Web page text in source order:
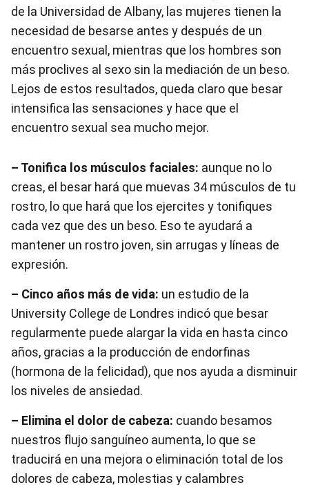
de la Universidad de Albany, las mujeres tienen la
necesidad de besarse antes y después de un
encuentro sexual, mientras que los hombres son
más proclives al sexo sin la mediación de un beso.
Lejos de estos resultados, queda claro que besar
intensifica las sensaciones y hace que el
encuentro sexual sea mucho mejor.
– Tonifica los músculos faciales: aunque no lo
creas, el besar hará que muevas 34 músculos de tu
rostro, lo que hará que los ejercites y tonifiques
cada vez que des un beso. Eso te ayudará a
mantener un rostro joven, sin arrugas y líneas de
expresión.
– Cinco años más de vida: un estudio de la
University College de Londres indicó que besar
regularmente puede alargar la vida en hasta cinco
años, gracias a la producción de endorfinas
(hormona de la felicidad), que nos ayuda a disminuir
los niveles de ansiedad.
– Elimina el dolor de cabeza: cuando besamos
nuestros flujo sanguíneo aumenta, lo que se
traducirá en una mejora o eliminación total de los
dolores de cabeza, molestias y calambres